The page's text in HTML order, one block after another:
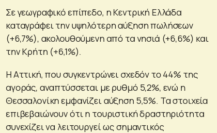
Σε γεωγραφικό επίπεδο, η Κεντρική Ελλάδα
καταγράφει την υψηλότερη αύξηση πωλήσεων
(+6,7%), ακολουθούμενη από τα νησιά (+6,6%) και
την Κρήτη (+6,1%).
Η Αττική, που συγκεντρώνει σχεδόν το 44% της
αγοράς, αναπτύσσεται με ρυθμό 5,2%, ενώ η
Θεσσαλονίκη εμφανίζει αύξηση 5,5%. Τα στοιχεία
επιβεβαιώνουν ότι η τουριστική δραστηριότητα
συνεχίζει να λειτουργεί ως σημαντικός